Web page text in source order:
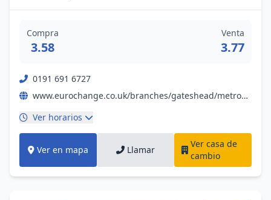
Compra
3.58
Venta
3.77
0191 691 6727
www.eurochange.co.uk/branches/gateshead/metrocentre-shopping-centre-blue-mall?utm_source=google&utm_medium=organic&utm_campaign=gmb&utm_content=euogme2
Ver horarios
Ver en mapa Llamar
Ver casa de
cambio